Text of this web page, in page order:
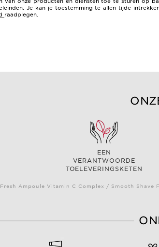
Je kan je toestemming te allen tijde
raadplegen.
EEN
VERANTWOORDE
TOELEVERINGSKETEN
Ampoule Vitamin C Complex / Smooth